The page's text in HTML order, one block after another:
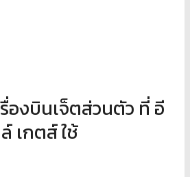
องบินเจ็ตส่วนตัว ที่ อี
เกตส์ ใช้